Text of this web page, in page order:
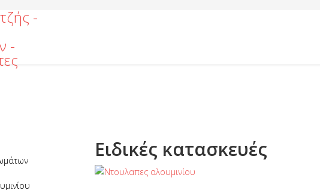
Ειδικές κατασκευές